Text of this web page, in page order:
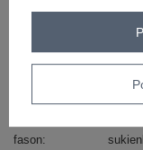
skład materiału : 100%
sposób prania : pranie
DU-
fason